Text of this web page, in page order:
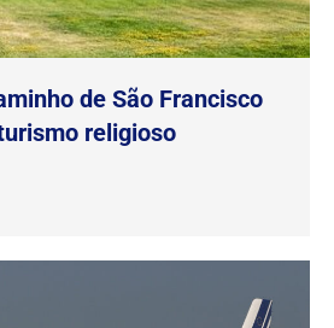
de São Francisco
religioso